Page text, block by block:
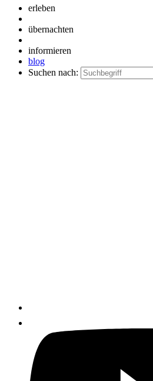
erleben
übernachten
informieren
blog
Suchen nach: